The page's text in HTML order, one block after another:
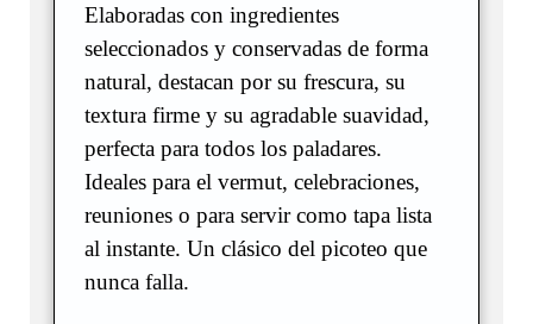
Elaboradas con ingredientes
seleccionados y conservadas de forma
natural, destacan por su frescura, su
textura firme y su agradable suavidad,
perfecta para todos los paladares.
Ideales para el vermut, celebraciones,
reuniones o para servir como tapa lista
al instante. Un clásico del picoteo que
nunca falla.